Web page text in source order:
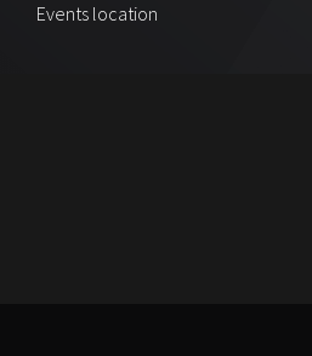
Events location